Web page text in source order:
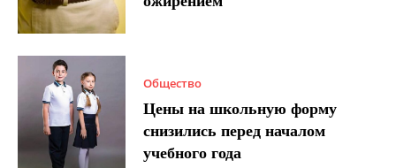
Общество
Цены на школьную форму
снизились перед началом
учебного года